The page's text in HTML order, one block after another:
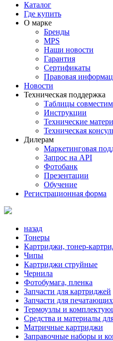
Каталог
Где купить
О марке
Бренды
MPS
Наши новости
Гарантия
Сертификаты
Правовая
Новости
Техническая поддержка
Таблицы
Инструкции
Технические
Техническая
Дилерам
Маркетинговая
Запрос на API
Фотобанк
Презентации
Обучение
Регистрационная форма
назад
Тонеры
Картриджи, тонер-
Чипы
Картриджи струйные
Чернила
Фотобумага, пленка
Запчасти для картриджей
Запчасти для
Термоузлы и
Средства и материалы
Матричные картриджи
Заправочные наборы и